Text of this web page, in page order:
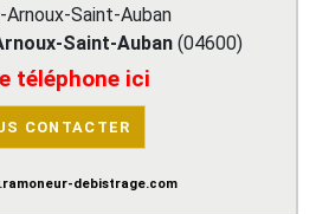
Arnoux-Saint-Auban
Saint-Auban (04600)
téléphone ici
CONTACTER
debistrage.com